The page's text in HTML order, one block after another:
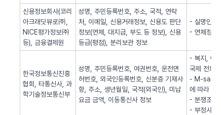
신용정보회사(코리
아크래딧뷰로㈜,
NICE평가정보㈜
등), 금융결제원
성명, 주민등록번호, 주소, 국적, 연락
처, 이메일, 신용거래정보, 신용도 판단
정보(연체, 대지급, 부도 등 정보), 신용
등급(평점), 분리보관 정보
- 실명인증
- 연체정보
한국정보통신진흥
협회, 타통신사, 과
학기술정보통신부
성명, 주민등록번호, 여권번호, 운전면
허번호, 외국인등록번호, 신분증 기재사
항, 주소, 생년월일, 국적(외국인), 미납
요금 금액, 이동통신사 정보
- 복지, 이
국제 전화
- M-safer
에 따라
- 분쟁조정
- 부정사용